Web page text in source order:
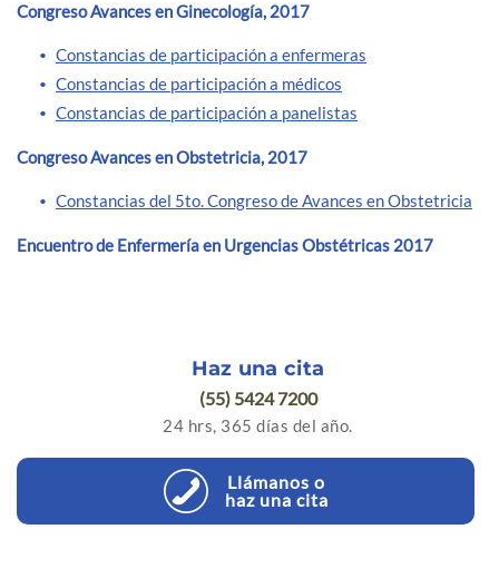
Congreso Avances en Ginecología, 2017
Constancias de participación a enfermeras
Constancias de participación a médicos
Constancias de participación a panelistas
Congreso Avances en Obstetricia, 2017
Constancias del 5to. Congreso de Avances en Obstetricia
Encuentro de Enfermería en Urgencias Obstétricas 2017
Haz una cita
(55) 5424 7200
24 hrs, 365 días del año.
Llámanos o
haz una cita